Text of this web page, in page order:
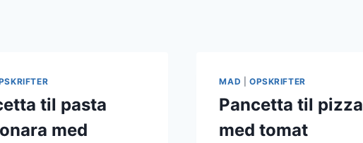
til pasta
med
MAD OPSKRIFTER
Pancetta til pizza
med tomat